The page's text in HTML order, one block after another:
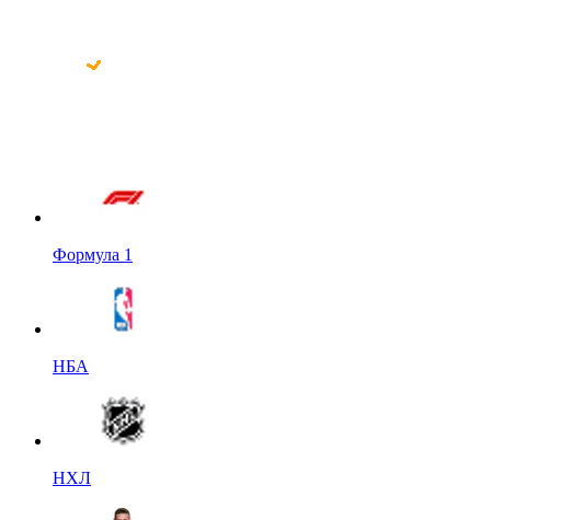
Формула 1
НБА
НХЛ